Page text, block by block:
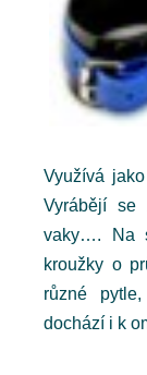
Využívá
Vyrábějí se
vaky…. Na
kroužky o
různé
dochází i k